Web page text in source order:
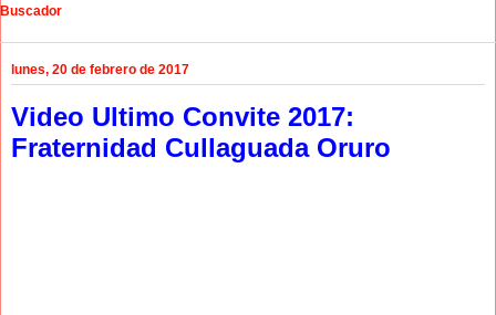
Buscador
lunes, 20 de febrero de 2017
Video Ultimo Convite 2017:
Fraternidad Cullaguada Oruro